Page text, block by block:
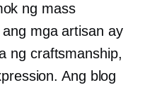
ng mass
mga artisan ay
ng craftsmanship,
Ang blog